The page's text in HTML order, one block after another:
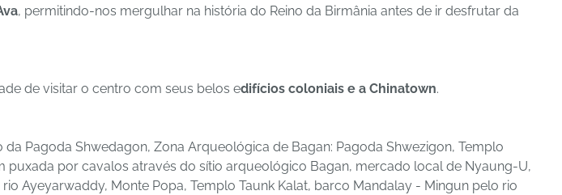
, permitindo-nos mergulhar na história do Reino da Birmânia antes de ir desfrutar da
de visitar o centro com seus belos edifícios coloniais e a Chinatown.
Pagoda Shwedagon, Zona Arqueológica de Bagan: Pagoda Shwezigon, Templo
por cavalos através do sítio arqueológico Bagan, mercado local de Nyaung-U,
Ayeyarwaddy, Monte Popa, Templo Taunk Kalat, barco Mandalay - Mingun pelo rio